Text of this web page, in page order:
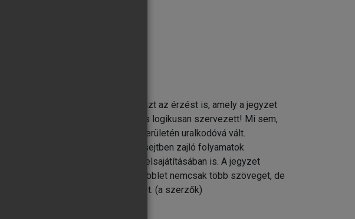
de sikerült belevinnünk azt az érzést is, amely a jegyzet
a sejt, milyen tökéletesen és logikusan szervezett! Mi sem,
és az orvostudomány minden területén uralkodóvá vált.
szükségesnek tartottunk a sejtben zajló folyamatok
anyagának megértésében és elsajátításában is. A jegyzet
legyen mondva a többlet nemcsak több szöveget, de
bizony komplikált eseményeket. (a szerzők)